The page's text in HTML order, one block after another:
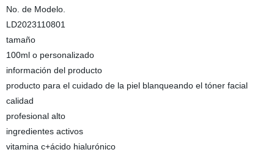
No. de Modelo.
LD2023110801
tamaño
100ml o personalizado
información del producto
producto para el cuidado de la piel blanqueando el tóner facial
calidad
profesional alto
ingredientes activos
vitamina c+ácido hialurónico